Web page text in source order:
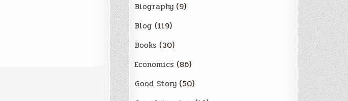
Biography (9)
Blog (119)
Books (30)
Economics (86)
Good Story (50)